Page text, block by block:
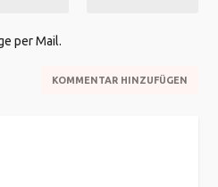
per Mail.